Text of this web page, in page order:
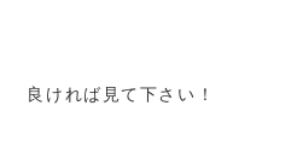
良ければ見て下さい！